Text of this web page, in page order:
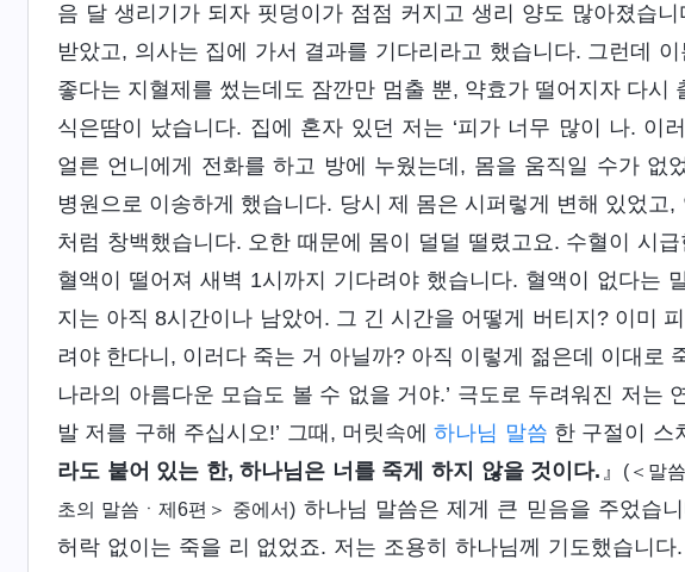
음 달 생리기가 되자 핏덩이가 점점 커지고 생리 양도 많아졌습
받았고, 의사는 집에 가서 결과를 기다리라고 했습니다. 그런데
좋다는 지혈제를 썼는데도 잠깐만 멈출 뿐, 약효가 떨어지자 다시
식은땀이 났습니다. 집에 혼자 있던 저는 ‘피가 너무 많이 나. 이
얼른 언니에게 전화를 하고 방에 누웠는데, 몸을 움직일 수가 없
병원으로 이송하게 했습니다. 당시 제 몸은 시퍼렇게 변해 있었고
처럼 창백했습니다. 오한 때문에 몸이 덜덜 떨렸고요. 수혈이 시
혈액이 떨어져 새벽 1시까지 기다려야 했습니다. 혈액이 없다는
지는 아직 8시간이나 남았어. 그 긴 시간을 어떻게 버티지? 이미
려야 한다니, 이러다 죽는 거 아닐까? 아직 이렇게 젊은데 이대로
나라의 아름다운 모습도 볼 수 없을 거야.’ 극도로 두려워진 저는
발 저를 구해 주십시오!’ 그때, 머릿속에하나님 말씀 한 구절이 스
라도 붙어 있는 한, 하나님은 너를 죽게 하지 않을 것이다. 』 (＜말
초의 말씀ㆍ제6편＞ 중에서) 하나님 말씀은 제게 큰 믿음을 주었습
허락 없이는 죽을 리 없었죠. 저는 조용히 하나님께 기도했습니다